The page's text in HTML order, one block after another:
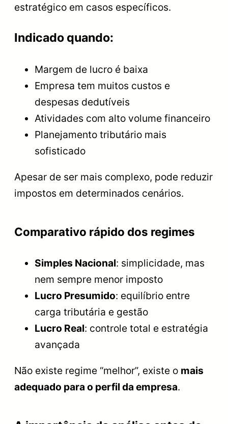
estratégico em casos específicos.
Indicado quando:
Margem de lucro é baixa
Empresa tem muitos custos e
despesas dedutíveis
Atividades com alto volume financeiro
Planejamento tributário mais
sofisticado
Apesar de ser mais complexo, pode reduzir
impostos em determinados cenários.
Comparativo rápido dos regimes
Simples Nacional: simplicidade, mas
nem sempre menor imposto
Lucro Presumido: equilíbrio entre
carga tributária e gestão
Lucro Real: controle total e estratégia
avançada
Não existe regime “melhor”, existe o mais
adequado para o perfil da empresa.